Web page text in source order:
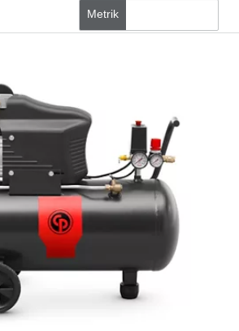
Metrik